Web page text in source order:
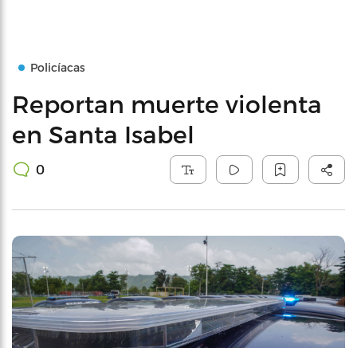
Policíacas
Reportan muerte violenta
en Santa Isabel
0